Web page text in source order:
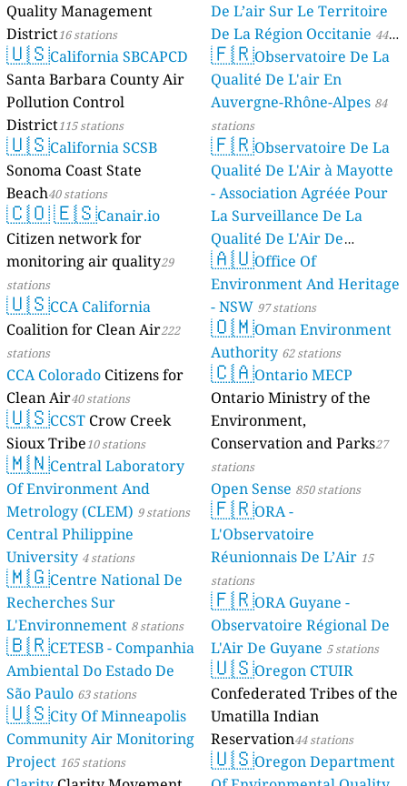
Quality Management
District16 stations
🇺🇸California SBCAPCD
Santa Barbara County Air
Pollution Control
District115 stations
🇺🇸California SCSB
Sonoma Coast State
Beach40 stations
🇨🇴🇪🇸Canair.io
Citizen network for
monitoring air quality29
stations
🇺🇸CCA California
Coalition for Clean Air222
stations
CCA Colorado Citizens for
Clean Air40 stations
🇺🇸CCST Crow Creek
Sioux Tribe10 stations
🇲🇳Central Laboratory
Of Environment And
Metrology (CLEM) 9 stations
Central Philippine
University 4 stations
🇲🇬Centre National De
Recherches Sur
L'Environnement 8 stations
🇧🇷CETESB - Companhia
Ambiental Do Estado De
São Paulo 63 stations
🇺🇸City Of Minneapolis
Community Air Monitoring
Project 165 stations
De L’air Sur Le Territoire
De La Région Occitanie 44
stations
🇫🇷Observatoire De La
Qualité De L'air En
Auvergne-Rhône-Alpes 84
stations
🇫🇷Observatoire De La
Qualité De L'Air à Mayotte
- Association Agréée Pour
La Surveillance De La
Qualité De L'Air De
Mayotte 4 stations
🇦🇺Office Of
Environment And Heritage
- NSW 97 stations
🇴🇲Oman Environment
Authority 62 stations
🇨🇦Ontario MECP
Ontario Ministry of the
Environment,
Conservation and Parks27
stations
Open Sense 850 stations
🇫🇷ORA -
L'Observatoire
Réunionnais De L’Air 15
stations
🇫🇷ORA Guyane -
Observatoire Régional De
L'Air De Guyane 5 stations
🇺🇸Oregon CTUIR
Confederated Tribes of the
Umatilla Indian
Reservation44 stations
🇺🇸Oregon Department